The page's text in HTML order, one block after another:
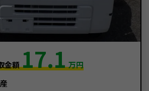
金額17.1万円